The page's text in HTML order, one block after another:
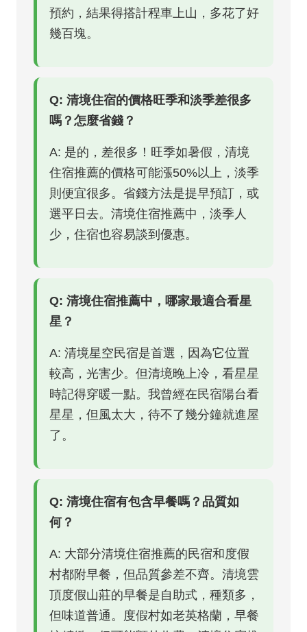
預約，結果得搭計程車上山，多花了好
幾百塊。
Q: 清境住宿的價格旺季和淡季差很多
嗎？怎麼省錢？
A: 是的，差很多！旺季如暑假，清境
住宿推薦的價格可能漲50%以上，淡季
則便宜很多。省錢方法是提早預訂，或
選平日去。清境住宿推薦中，淡季人
少，住宿也容易談到優惠。
Q: 清境住宿推薦中，哪家最適合看星
星？
A: 清境星空民宿是首選，因為它位置
較高，光害少。但清境晚上冷，看星星
時記得穿暖一點。我曾經在民宿陽台看
星星，但風太大，待不了幾分鐘就進屋
了。
Q: 清境住宿有包含早餐嗎？品質如
何？
A: 大部分清境住宿推薦的民宿和度假
村都附早餐，但品質參差不齊。清境雲
頂度假山莊的早餐是自助式，種類多，
但味道普通。度假村如老英格蘭，早餐